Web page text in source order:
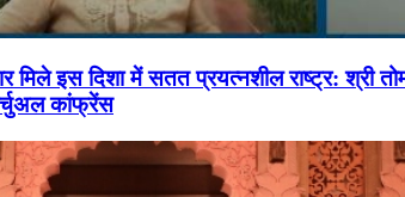
मिले इस दिशा में सतत प्रयत्नशील राष्ट्र: श्री
कांफ्रेंस